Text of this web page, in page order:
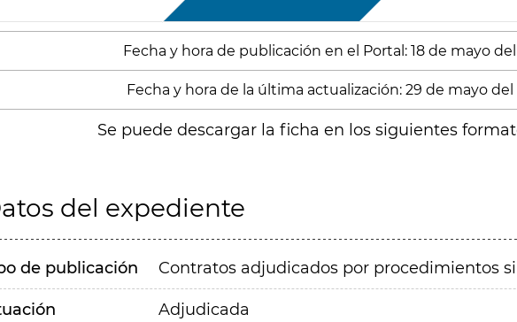
Fecha y hora de publicación en el Portal: 18 de mayo del
Fecha y hora de la última actualización: 29 de mayo del
Se puede descargar la ficha en los siguientes
del expediente
de publicación Contratos adjudicados por procedimientos
Adjudicada